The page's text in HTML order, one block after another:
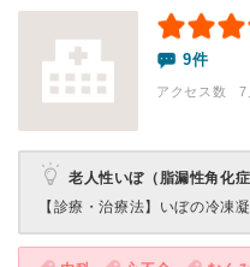
9件
アクセス数 7
老人性いぼ（脂漏性角化
【診療・治療法】 いぼの冷凍